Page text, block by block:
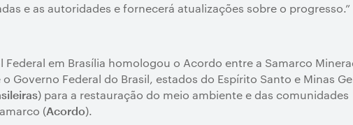
e as autoridades e fornecerá atualizações sobre o progresso.”
Federal em Brasília homologou o Acordo entre a Samarco
o Governo Federal do Brasil, estados do Espírito Santo e Minas
) para a restauração do meio ambiente e das comunidades
(Acordo).